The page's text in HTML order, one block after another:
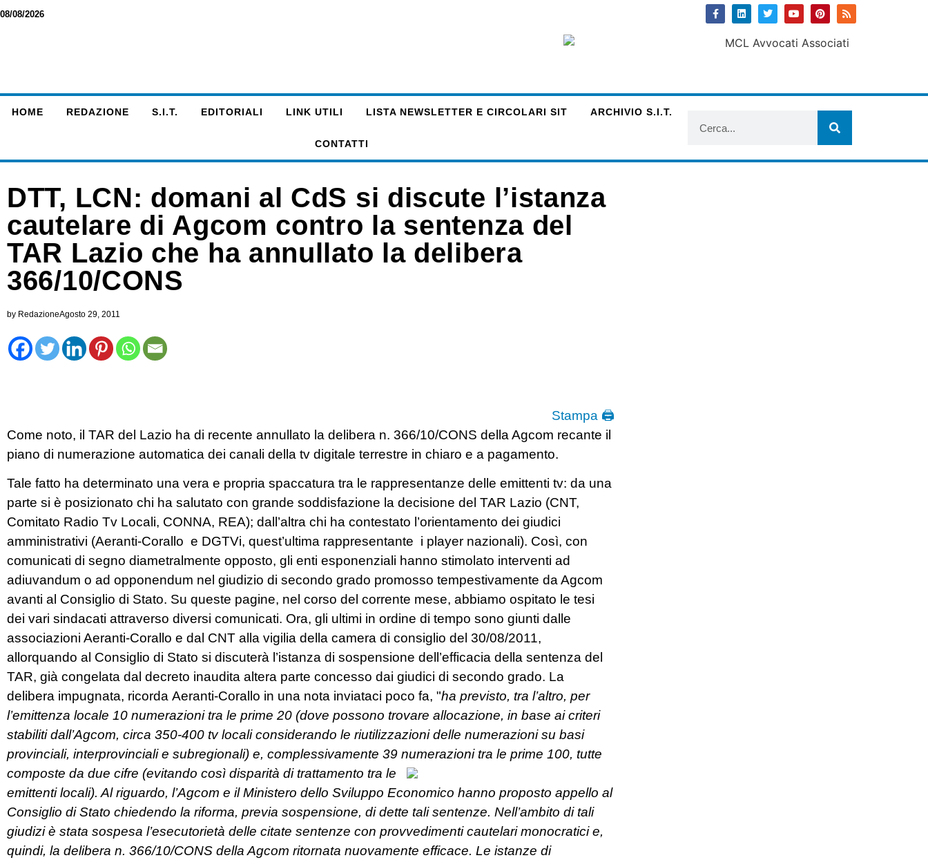
08/08/2026
HOME REDAZIONE S.I.T. EDITORIALI LINK UTILI LISTA NEWSLETTER E CIRCOLARI SIT ARCHIVIO S.I.T.
CONTATTI
DTT, LCN: domani al CdS si discute l’istanza
cautelare di Agcom contro la sentenza del
TAR Lazio che ha annullato la delibera
366/10/CONS
by RedazioneAgosto 29, 2011
Stampa 🖨
Come noto, il TAR del Lazio ha di recente annullato la delibera n. 366/10/CONS della Agcom recante il
piano di numerazione automatica dei canali della tv digitale terrestre in chiaro e a pagamento.
Tale fatto ha determinato una vera e propria spaccatura tra le rappresentanze delle emittenti tv: da una
parte si è posizionato chi ha salutato con grande soddisfazione la decisione del TAR Lazio (CNT,
Comitato Radio Tv Locali, CONNA, REA); dall’altra chi ha contestato l’orientamento dei giudici
amministrativi (Aeranti-Corallo e DGTVi, quest’ultima rappresentante i player nazionali). Così, con
comunicati di segno diametralmente opposto, gli enti esponenziali hanno stimolato interventi ad
adiuvandum o ad opponendum nel giudizio di secondo grado promosso tempestivamente da Agcom
avanti al Consiglio di Stato. Su queste pagine, nel corso del corrente mese, abbiamo ospitato le tesi
dei vari sindacati attraverso diversi comunicati. Ora, gli ultimi in ordine di tempo sono giunti dalle
associazioni Aeranti-Corallo e dal CNT alla vigilia della camera di consiglio del 30/08/2011,
allorquando al Consiglio di Stato si discuterà l’istanza di sospensione dell’efficacia della sentenza del
TAR, già congelata dal decreto inaudita altera parte concesso dai giudici di secondo grado. La
delibera impugnata, ricorda Aeranti-Corallo in una nota inviataci poco fa, "ha previsto, tra l’altro, per
l’emittenza locale 10 numerazioni tra le prime 20 (dove possono trovare allocazione, in base ai criteri
stabiliti dall’Agcom, circa 350-400 tv locali considerando le riutilizzazioni delle numerazioni su basi
provinciali, interprovinciali e subregionali) e, complessivamente 39 numerazioni tra le prime 100, tutte
composte da due cifre (evitando così disparità di trattamento tra le
emittenti locali). Al riguardo, l’Agcom e il Ministero dello Sviluppo Economico hanno proposto appello al
Consiglio di Stato chiedendo la riforma, previa sospensione, di dette tali sentenze. Nell’ambito di tali
giudizi è stata sospesa l’esecutorietà delle citate sentenze con provvedimenti cautelari monocratici e,
quindi, la delibera n. 366/10/CONS della Agcom ritornata nuovamente efficace. Le istanze di